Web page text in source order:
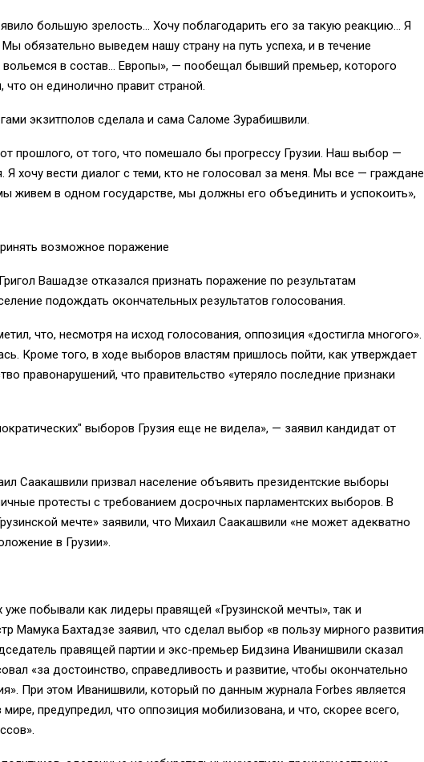
большую зрелость… Хочу поблагодарить его за такую реакцию… Я
обязательно выведем нашу страну на путь успеха, и в течение
вольемся в состав… Европы», — пообещал бывший премьер, которого
он единолично правит страной.
экзитполов сделала и сама Саломе Зурабишвили.
прошлого, от того, что помешало бы прогрессу Грузии. Наш выбор —
Я хочу вести диалог с теми, кто не голосовал за меня. Мы все — граждане
живем в одном государстве, мы должны его объединить и успокоить»,
возможное поражение
Вашадзе отказался признать поражение по результатам
подождать окончательных результатов голосования.
что, несмотря на исход голосования, оппозиция «достигла многого».
Кроме того, в ходе выборов властям пришлось пойти, как утверждает
правонарушений, что правительство «утеряло последние признаки
выборов Грузия еще не видела», — заявил кандидат от
Саакашвили призвал население объявить президентские выборы
протесты с требованием досрочных парламентских выборов. В
мечте» заявили, что Михаил Саакашвили «не может адекватно
в Грузии».
уже побывали как лидеры правящей «Грузинской мечты», так и
Мамука Бахтадзе заявил, что сделал выбор «в пользу мирного развития
правящей партии и экс-премьер Бидзина Иванишвили сказал
«за достоинство, справедливость и развитие, чтобы окончательно
При этом Иванишвили, который по данным журнала Forbes является
предупредил, что оппозиция мобилизована, и что, скорее всего,